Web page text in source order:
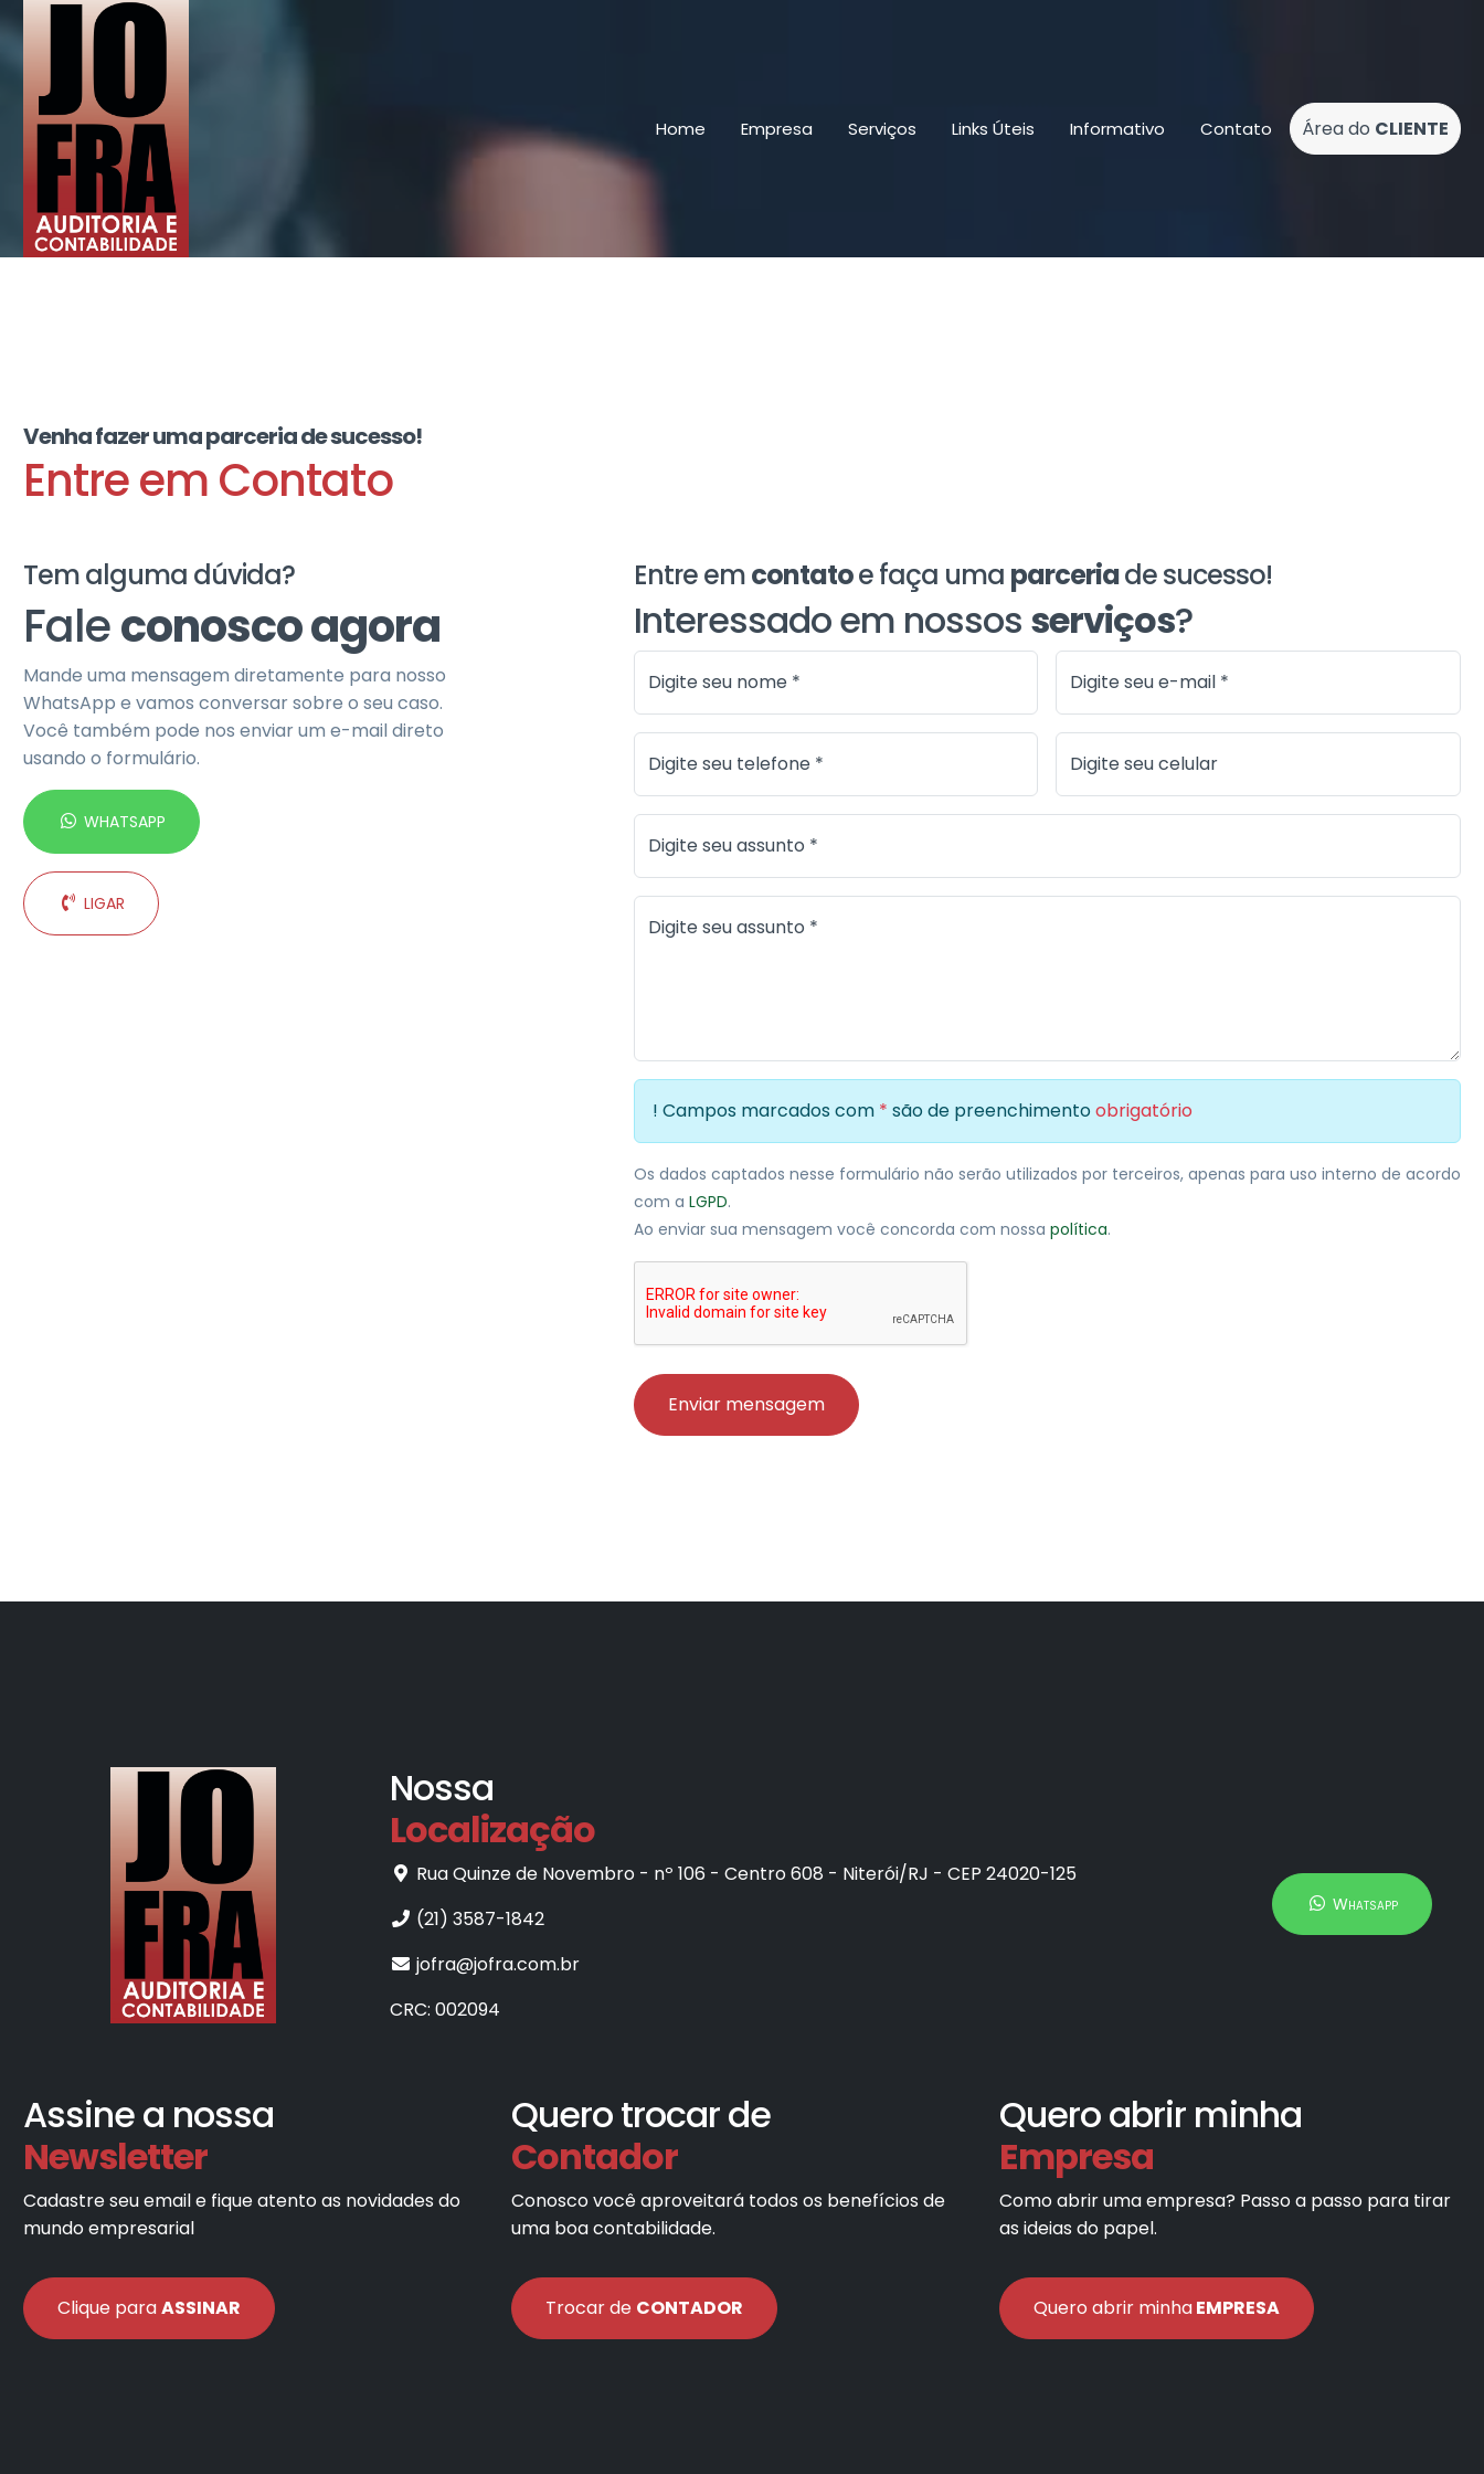
Home Empresa Serviços Links Úteis Informativo Contato Área do CLIENTE
Venha fazer uma parceria de sucesso!
Entre em Contato
Tem alguma dúvida?
Faleconosco agora
Mande uma mensagem diretamente para nosso
WhatsApp e vamos conversar sobre o seu caso.
Você também pode nos enviar um e-mail direto
usando o formulário.
WHATSAPP
LIGAR
Entre emcontatoe faça uma parceriade sucesso!
Interessado em nossos serviços?
Digite seu nome * Digite seu e-mail *
Digite seu telefone * Digite seu celular
Digite seu assunto *
Digite seu assunto *
! Campos marcados com * são de preenchimento obrigatório
Os dados captados nesse formulário não serão utilizados por terceiros, apenas para uso interno de acordo
com a LGPD.
Ao enviar sua mensagem você concorda com nossa política.
Enviar mensagem
Nossa
Localização
Rua Quinze de Novembro - nº 106 - Centro 608 - Niterói/RJ - CEP 24020-125
(21) 3587-1842
jofra@jofra.com.br
CRC: 002094
Whatsapp
Assine a nossa
Newsletter
Cadastre seu email e fique atento as novidades do
mundo empresarial
Clique paraASSINAR
Quero trocar de
Contador
Conosco você aproveitará todos os benefícios de
uma boa contabilidade.
Trocar de CONTADOR
Quero abrir minha
Empresa
Como abrir uma empresa? Passo a passo para tirar
as ideias do papel.
Quero abrir minhaEMPRESA